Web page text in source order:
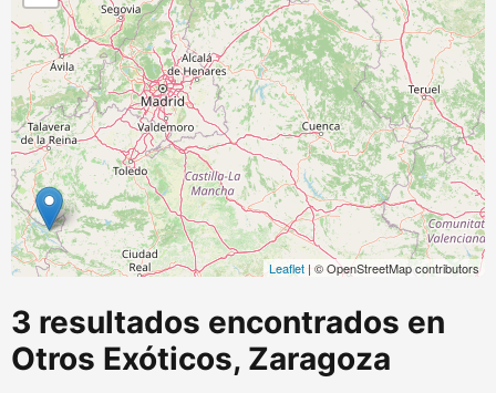
Leaflet | © OpenStreetMap contributors
3 resultados encontrados en
Otros Exóticos, Zaragoza